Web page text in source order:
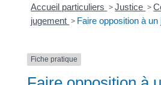
Accueil particuliers >Justice >
jugement > Faire opposition à
Fiche pratique